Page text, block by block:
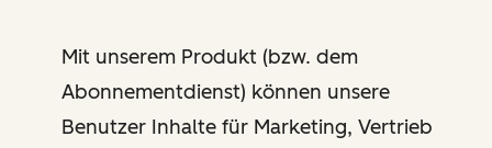
Mit unserem Produkt (bzw. dem
Abonnementdienst) können unsere
Benutzer Inhalte für Marketing, Vertrieb